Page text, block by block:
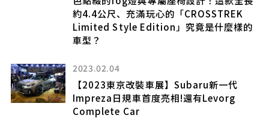
約4.4公尺、充滿玩心的「CROSSTREK
Limited Style Edition」究竟是什麼樣的
車型？
2023.02.04
【2023東京改裝車展】Subaru新一代
Impreza日規車首度亮相!還有Levorg
Complete Car